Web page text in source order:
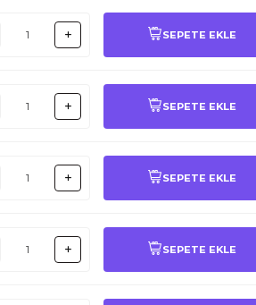
SEPETE EKLE
SEPETE EKLE
SEPETE EKLE
SEPETE EKLE